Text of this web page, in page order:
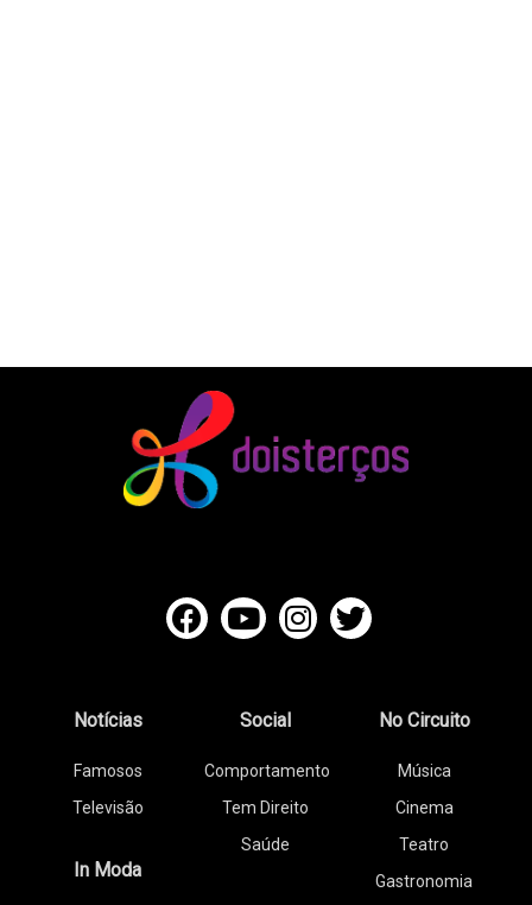
Notícias
Famosos
Televisão
In Moda
Social
Comportamento
Tem Direito
Saúde
No Circuito
Música
Cinema
Teatro
Gastronomia